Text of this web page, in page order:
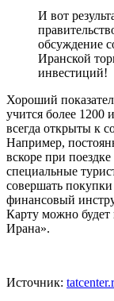
И вот
обсуждение
Иранской
инвестиций!
Хороший
учится более 1200
всегда открыты к
Например,
вскоре при
специальные
совершать
финансовый
Карту можно
Ирана».
Источник: